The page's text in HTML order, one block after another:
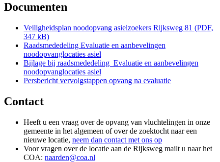
Documenten
Veiligheidsplan noodopvang asielzoekers Rijksweg 81 (PDF,
347 kB)
Raadsmededeling Evaluatie en aanbevelingen
noodopvanglocaties asiel
Bijlage bij raadsmededeling Evaluatie en aanbevelingen
noodopvanglocaties asiel
Persbericht vervolgstappen opvang na evaluatie
Contact
Heeft u een vraag over de opvang van vluchtelingen in onze
gemeente in het algemeen of over de zoektocht naar een
nieuwe locatie, neem dan contact met ons op
Voor vragen over de locatie aan de Rijksweg mailt u naar het
COA: naarden@coa.nl